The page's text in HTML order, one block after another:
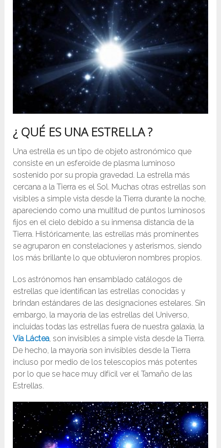
¿ QUÉ ES UNA ESTRELLA ?
Una estrella es un tipo de objeto astronómico que
consiste en un esferoide de plasma luminoso
sostenido por su propia gravedad. La estrella más
cercana a la Tierra es el Sol. Muchas otras estrellas son
visibles a simple vista desde la Tierra durante la noche,
apareciendo como una multitud de puntos luminosos
fijos en el cielo debido a su inmensa distancia de la
Tierra. Históricamente, las estrellas más prominentes
se agruparon en constelaciones y asterismos, siendo
los más brillante lo que obtuvieron nombres propios.
Los astrónomos han ensamblado catálogos de
estrellas que identifican las estrellas conocidas y
brindan estándares de las designaciones estelares. Sin
embargo, la mayoría de las estrellas del Universo,
incluidas todas las estrellas fuera de nuestra galaxia, la
Vía Láctea, son invisibles a simple vista desde la Tierra.
De hecho, la mayoría son invisibles desde la Tierra
incluso por medio de los telescopios más potentes
por lo que se hace muy difícil ver el Tamaño de las
Estrellas.